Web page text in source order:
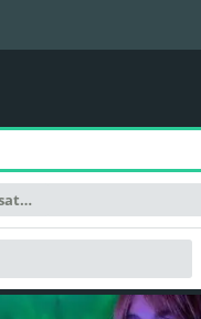
David Lynch’i Anımsatan 10 Film